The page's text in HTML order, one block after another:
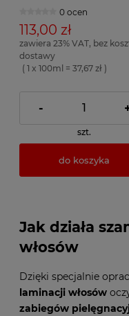
0 ocen
113,00 zł
zawiera 23% VAT, bez
dostawy
( 1 x 100ml = 37,67 zł )
-
szt.
do koszyka
Jak działa
włosów
Dzięki specjalnie
laminacji włosów
zabiegów